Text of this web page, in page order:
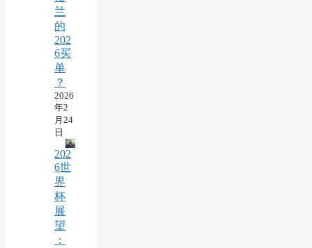
兰
的
202
6买
单
？
2026
年2
月24
日
202
6世
界
杯
展
望
：